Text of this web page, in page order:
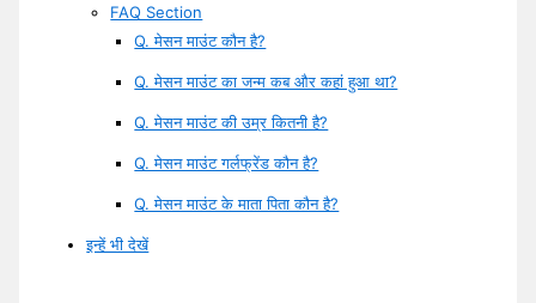
FAQ Section
Q. मेसन माउंट कौन है?
Q. मेसन माउंट का जन्म कब और कहां हुआ था?
Q. मेसन माउंट की उम्र कितनी है?
Q. मेसन माउंट गर्लफ्रेंड कौन है?
Q. मेसन माउंट के माता पिता कौन है?
इन्हें भी देखें